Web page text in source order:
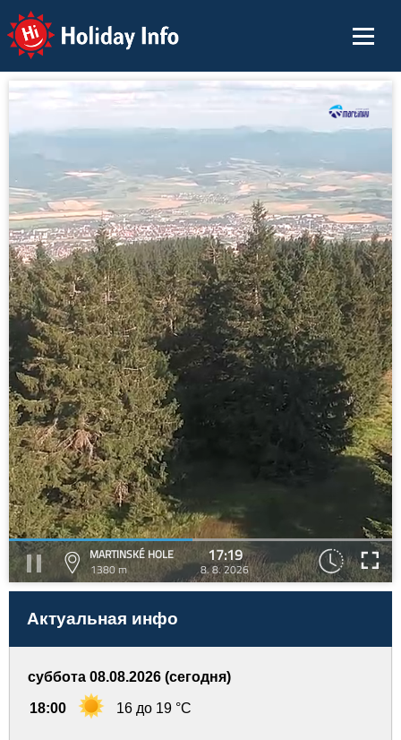
Holiday Info
MARTINSKÉ HOLE
1380 m
17:19
8. 8. 2026
Актуальная инфо
суббота 08.08.2026 (сегодня)
18:00 16 до 19 °C